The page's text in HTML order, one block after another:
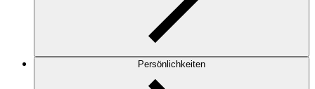
Persönlichkeiten